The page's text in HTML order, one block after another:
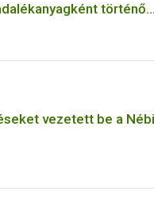
történő
vezetett be a